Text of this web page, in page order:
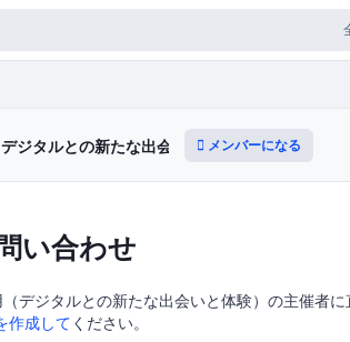
ジタルとの新たな出会いと体験）メンバーになる
い合わせ
デジタルとの新たな出会いと体験）の主催者
作成して ください。